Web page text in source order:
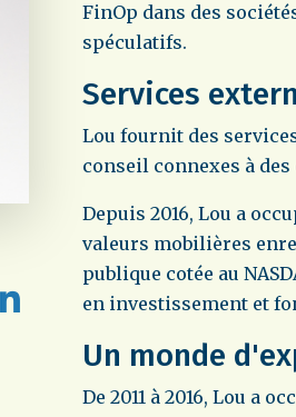
FinOp dans des
spéculatifs.
Services
Lou fournit des services
conseil connexes à
Depuis 2016, Lou a
valeurs mobilières
publique cotée au
en investissement et
Un monde
De 2011 à 2016, Lou a